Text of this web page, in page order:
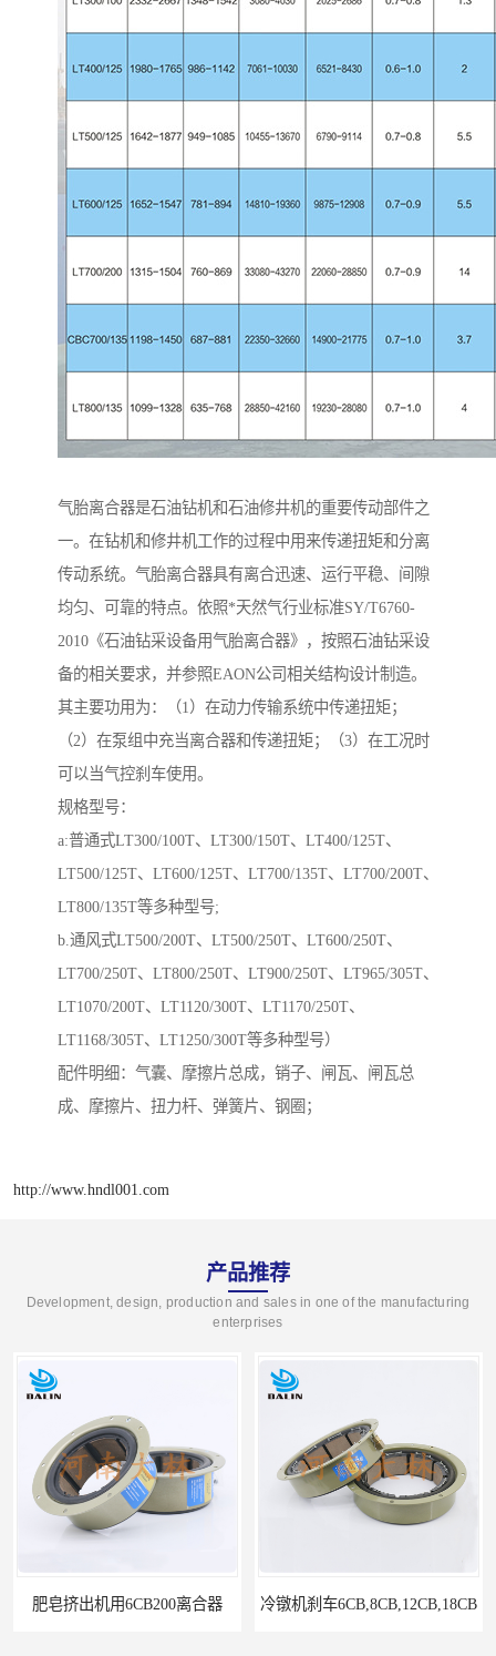
气胎离合器是石油钻机和石油修井机的重要传动部件之
一。在钻机和修井机工作的过程中用来传递扭矩和分离
传动系统。气胎离合器具有离合迅速、运行平稳、间隙
均匀、可靠的特点。依照*天然气行业标准SY/T6760-
2010《石油钻采设备用气胎离合器》，按照石油钻采设
备的相关要求，并参照EAON公司相关结构设计制造。
其主要功用为：（1）在动力传输系统中传递扭矩；
（2）在泵组中充当离合器和传递扭矩；（3）在工况时
可以当气控刹车使用。
规格型号：
a:普通式LT300/100T、LT300/150T、LT400/125T、
LT500/125T、LT600/125T、LT700/135T、LT700/200T、
LT800/135T等多种型号;
b.通风式LT500/200T、LT500/250T、LT600/250T、
LT700/250T、LT800/250T、LT900/250T、LT965/305T、
LT1070/200T、LT1120/300T、LT1170/250T、
LT1168/305T、LT1250/300T等多种型号）
配件明细：气囊、摩擦片总成，销子、闸瓦、闸瓦总
成、摩擦片、扭力杆、弹簧片、钢圈；
http://www.hndl001.com
产品推荐
Development, design, production and sales in one of the manufacturing
enterprises
肥皂挤出机用6CB200离合器 冷镦机刹车6CB,8CB,12CB,18CB